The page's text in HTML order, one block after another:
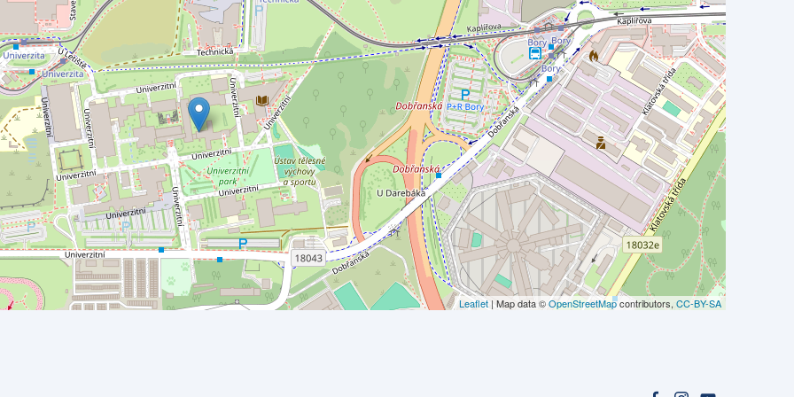
Leaflet | Map data ©OpenStreetMapcontributors, CC-BY-SA